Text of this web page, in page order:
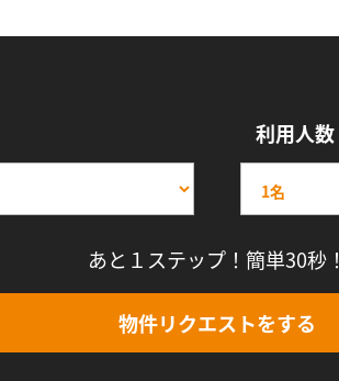
利用人数
あと１ステップ！簡単30秒！
物件リクエストをする